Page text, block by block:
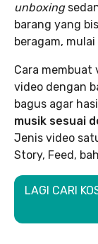
unboxing
barang yang
beragam,
Cara membuat
video dengan
bagus agar
musik sesuai
Jenis video
Story, Feed,
LAGI CARI